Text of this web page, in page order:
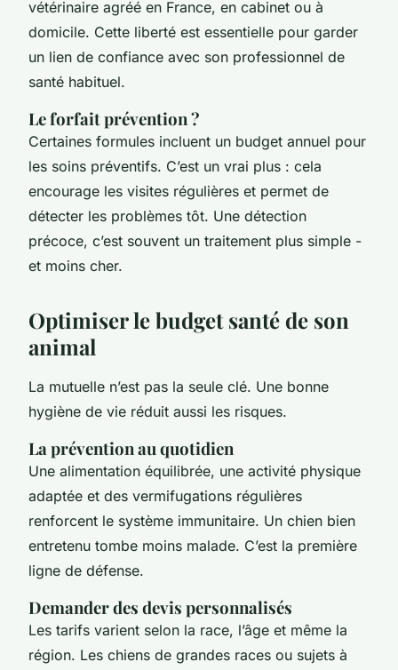
vétérinaire agréé en France, en cabinet ou à
domicile. Cette liberté est essentielle pour garder
un lien de confiance avec son professionnel de
santé habituel.
Le forfait prévention ?
Certaines formules incluent un budget annuel pour
les soins préventifs. C’est un vrai plus : cela
encourage les visites régulières et permet de
détecter les problèmes tôt. Une détection
précoce, c’est souvent un traitement plus simple -
et moins cher.
Optimiser le budget santé de son
animal
La mutuelle n’est pas la seule clé. Une bonne
hygiène de vie réduit aussi les risques.
La prévention au quotidien
Une alimentation équilibrée, une activité physique
adaptée et des vermifugations régulières
renforcent le système immunitaire. Un chien bien
entretenu tombe moins malade. C’est la première
ligne de défense.
Demander des devis personnalisés
Les tarifs varient selon la race, l’âge et même la
région. Les chiens de grandes races ou sujets à